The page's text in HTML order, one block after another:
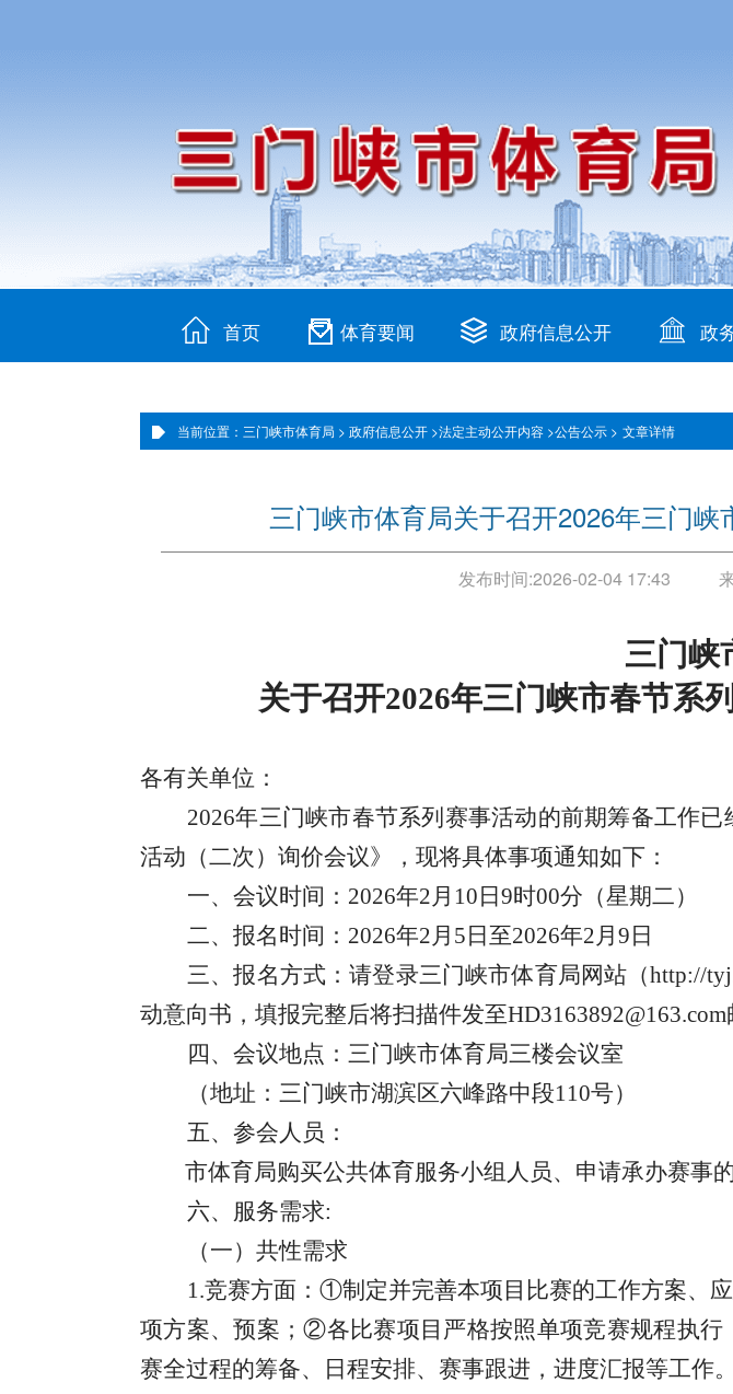
首页 体育要闻 政府信息公开 政
当前位置：三门峡市体育局 > 政府信息公开 >法定主动公开内容 >公告公示 > 文章详情
三门峡市体育局关于召开2026年三门
发布时间:2026-02-04 17:43
三门峡
关于召开2026年三门峡市春节系
各有关单位：
2026年三门峡市春节系列赛事活动的前期筹备工作
活动（二次）询价会议》，现将具体事项通知如下：
一、 会议时间： 2026年2月10日9时00分（星期二）
二、 报名时间： 2026年2月5日至2026年2月9日
三、报名方式：请登录三门峡市体育局网站（http://
动意向书 ，填报完整后将扫描件发至HD3163892@163.com
四、会议地点：三门峡市体育局三楼会议室
（地址：三门峡市湖滨区六峰路中段110号）
五、参会人员：
市体育局购买公共体育服务小组人员、 申请承办赛事
六、服务需求:
（一）共性需求
1.竞赛方面：①制定并完善本项目比赛的工作方案、
项方案、预案；②各比赛项目严格按照单项竞赛规程执
赛全过程的筹备、日程安排、赛事跟进，进度汇报等工作。